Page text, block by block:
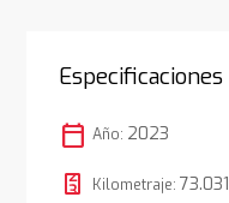
Especificaciones
calendar_today Año: 2023
Kilometraje: 73.031